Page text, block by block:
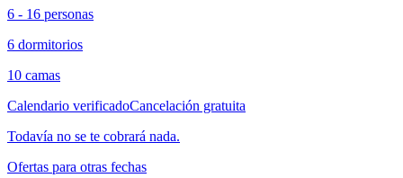
6 - 16 personas
6 dormitorios
10 camas
Calendario verificadoCancelación gratuita
Todavía no se te cobrará nada.
Ofertas para otras fechas